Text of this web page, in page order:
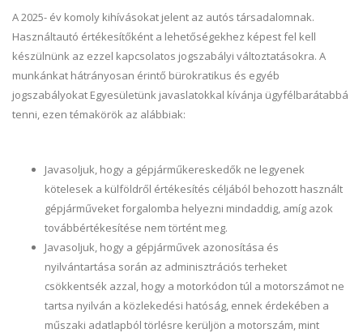
A 2025- év komoly kihívásokat jelent az autós társadalomnak.
Használtautó értékesítőként a lehetőségekhez képest fel kell
készülnünk az ezzel kapcsolatos jogszabályi változtatásokra. A
munkánkat hátrányosan érintő bürokratikus és egyéb
jogszabályokat Egyesületünk javaslatokkal kívánja ügyfélbarátabbá
tenni, ezen témakörök az alábbiak:
Javasoljuk, hogy a gépjárműkereskedők ne legyenek
kötelesek a külföldről értékesítés céljából behozott használt
gépjárműveket forgalomba helyezni mindaddig, amíg azok
továbbértékesítése nem történt meg.
Javasoljuk, hogy a gépjárművek azonosítása és
nyilvántartása során az adminisztrációs terheket
csökkentsék azzal, hogy a motorkódon túl a motorszámot ne
tartsa nyilván a közlekedési hatóság, ennek érdekében a
műszaki adatlapból törlésre kerüljön a motorszám, mint